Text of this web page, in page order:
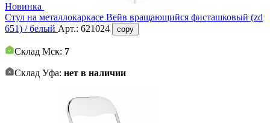
Новинка
Стул на металлокаркасе Вейв вращающийся фисташковый (zd
651) / белый Арт.: 621024 copy
Склад Мск: 7
Склад Уфа: нет в наличии